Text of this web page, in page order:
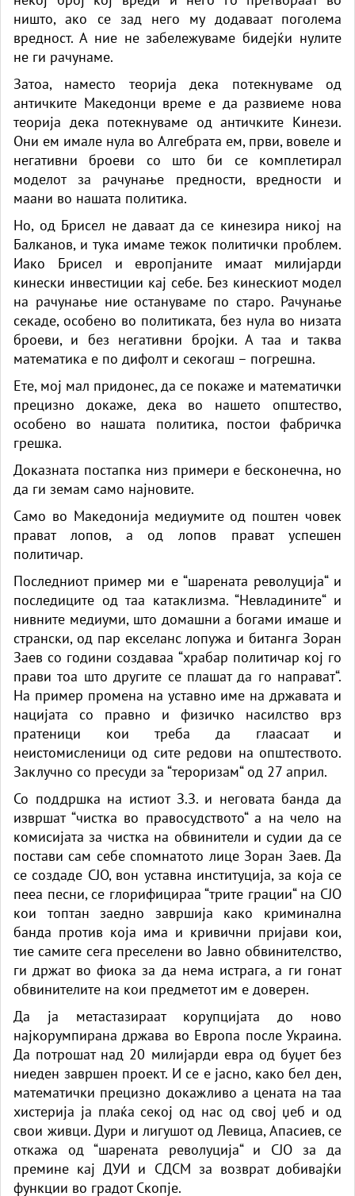
ништо, ако се зад него му додаваат поголема
вредност. А ние не забележуваме бидејќи нулите
не ги рачунаме.
Затоа, наместо теорија дека потекнуваме од
античките Македонци време е да развиеме нова
теорија дека потекнуваме од античките Кинези.
Они ем имале нула во Алгебрата ем, први, вовеле и
негативни броеви со што би се комплетирал
моделот за рачунање предности, вредности и
маани во нашата политика.
Но, од Брисел не даваат да се кинезира никој на
Балканов, и тука имаме тежок политички проблем.
Иако Брисел и европјаните имаат милијарди
кинески инвестиции кај себе. Без кинескиот модел
на рачунање ние остануваме по старо. Рачунање
секаде, особено во политиката, без нула во низата
броеви, и без негативни бројки. А таа и таква
математика е по дифолт и секогаш – погрешна.
Ете, мој мал придонес, да се покаже и математички
прецизно докаже, дека во нашето општество,
особено во нашата политика, постои фабричка
грешка.
Доказната постапка низ примери е бесконечна, но
да ги земам само најновите.
Само во Македонија медиумите од поштен човек
прават лопов, а од лопов прават успешен
политичар.
Последниот пример ми е “шарената револуција“ и
последиците од таа катаклизма. “Невладините“ и
нивните медиуми, што домашни а богами имаше и
странски, од пар екселанс лопужа и битанга Зоран
Заев со години создаваа “храбар политичар кој го
прави тоа што другите се плашат да го направат“.
На пример промена на уставно име на државата и
нацијата со правно и физичко насилство врз
пратеници кои треба да глаасаат и
неистомисленици од сите редови на општеството.
Заклучно со пресуди за “тероризам“ од 27 април.
Со поддршка на истиот З.З. и неговата банда да
извршат “чистка во правосудството“ а на чело на
комисијата за чистка на обвинители и судии да се
постави сам себе спомнатото лице Зоран Заев. Да
се создаде СЈО, вон уставна институција, за која се
пееа песни, се глорифицираа “трите грации“ на СЈО
кои топтан заедно завршија како криминална
банда против која има и кривични пријави кои,
тие самите сега преселени во Јавно обвинителство,
ги држат во фиока за да нема истрага, а ги гонат
обвинителите на кои предметот им е доверен.
Да ја метастазираат корупцијата до ново
најкорумпирана држава во Европа после Украина.
Да потрошат над 20 милијарди евра од буџет без
ниеден завршен проект. И се е јасно, како бел ден,
математички прецизно докажливо а цената на таа
хистерија ја плаќа секој од нас од свој џеб и од
свои живци. Дури и лигушот од Левица, Апасиев, се
откажа од “шарената револуција“ и СЈО за да
премине кај ДУИ и СДСМ за возврат добивајќи
функции во градот Скопје.